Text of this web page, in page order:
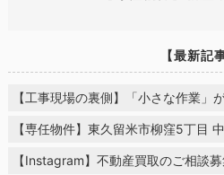
【最新記
【工事現場の裏側】「小さな作業」
【専任物件】東久留米市柳窪5丁目
【Instagram】不動産買取のご相談募